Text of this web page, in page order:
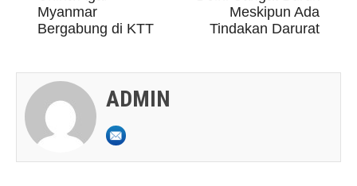
Myanmar
Bergabung di KTT
Meskipun Ada
Tindakan Darurat
ADMIN